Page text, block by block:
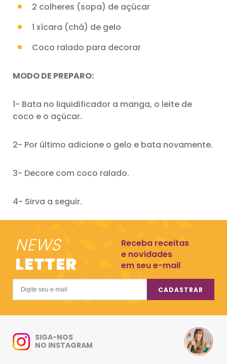
2 colheres (sopa) de açúcar
1 xícara (chá) de gelo
Coco ralado para decorar
MODO DE PREPARO:
1- Bata no liquidificador a manga, o leite de
coco e o açúcar.
2- Por último adicione o gelo e bata novamente.
3- Decore com coco ralado.
4- Sirva a seguir.
NEWS
LETTER
Receba receitas
e novidades
em seu e-mail
CADASTRAR
SIGA-NOS
NO INSTAGRAM